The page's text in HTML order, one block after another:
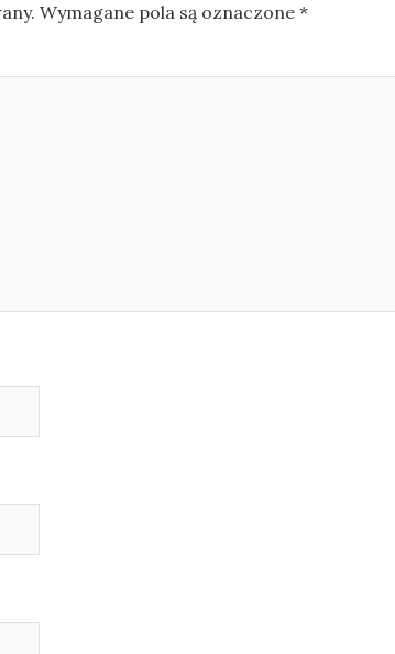
Wymagane pola są oznaczone*